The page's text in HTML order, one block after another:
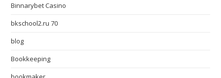
Binnarybet Casino
bkschool2.ru 70
blog
Bookkeeping